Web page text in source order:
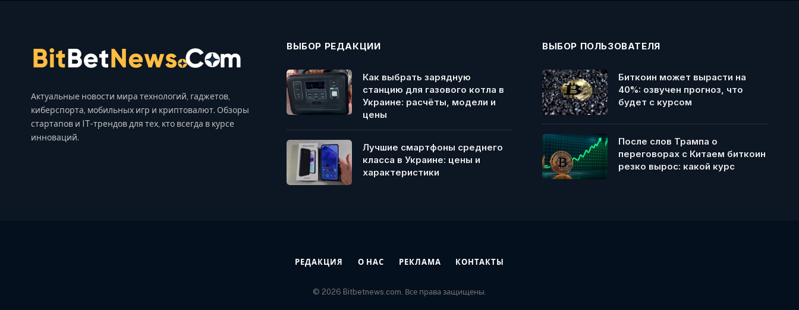
Актуальные новости мира технологий, гаджетов,
киберспорта, мобильных игр и криптовалют. Обзоры
стартапов и IT-трендов для тех, кто всегда в курсе
инноваций.
ВЫБОР РЕДАКЦИИ
Как выбрать зарядную
станцию для газового котла в
Украине: расчёты, модели и
цены
Лучшие смартфоны среднего
класса в Украине: цены и
характеристики
ВЫБОР ПОЛЬЗОВАТЕЛЯ
Биткоин может вырасти на
40%: озвучен прогноз, что
будет с курсом
После слов Трампа о
переговорах с Китаем биткоин
резко вырос: какой курс
РЕДАКЦИЯ О НАС РЕКЛАМА КОНТАКТЫ
© 2026 Bitbetnews.com. Все права защищены.